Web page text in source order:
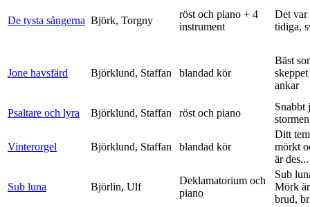
De tysta sångerna Björk, Torgny
röst och piano + 4
instrument
Det var
tidiga,
Jone havsfärd Björklund, Staffan blandad kör
Bäst
ankar
Psaltare och lyra Björklund, Staffan röst och piano
Snabbt
Vinterorgel Björklund, Staffan blandad kör
Ditt
mörkt
är des...
Sub luna Björlin, Ulf
Deklamatorium och
piano
Sub
Mörk
brud,